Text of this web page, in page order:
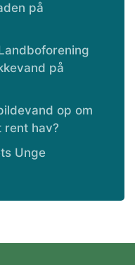
på
på
op om
rent hav?
Unge